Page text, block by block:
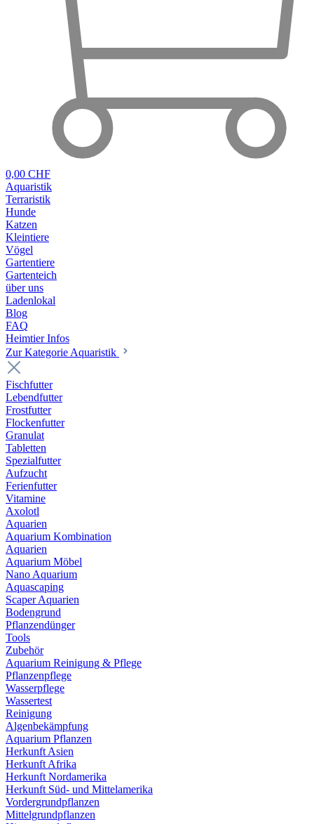
0,00 CHF
Aquaristik
Terraristik
Hunde
Katzen
Kleintiere
Vögel
Gartentiere
Gartenteich
über uns
Ladenlokal
Blog
FAQ
Heimtier Infos
Zur Kategorie Aquaristik
Fischfutter
Lebendfutter
Frostfutter
Flockenfutter
Granulat
Tabletten
Spezialfutter
Aufzucht
Ferienfutter
Vitamine
Axolotl
Aquarien
Aquarium Kombination
Aquarien
Aquarium Möbel
Nano Aquarium
Aquascaping
Scaper Aquarien
Bodengrund
Pflanzendünger
Tools
Zubehör
Aquarium Reinigung & Pflege
Pflanzenpflege
Wasserpflege
Wassertest
Reinigung
Algenbekämpfung
Aquarium Pflanzen
Herkunft Asien
Herkunft Afrika
Herkunft Nordamerika
Herkunft Süd- und Mittelamerika
Vordergrundpflanzen
Mittelgrundpflanzen